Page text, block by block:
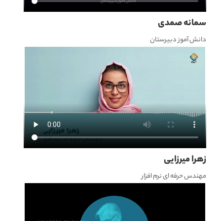
سمانه صمدی
دانش آموز دبیرستان
زهرا میرزایی
مهندس حرفه ای نرم افزار